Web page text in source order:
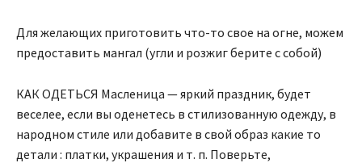
Для желающих приготовить что-то свое на огне, можем
предоставить мангал (угли и розжиг берите с собой)
КАК ОДЕТЬСЯ Масленица — яркий праздник, будет
веселее, если вы оденетесь в стилизованную одежду, в
народном стиле или добавите в свой образ какие то
детали : платки, украшения и т. п. Поверьте,